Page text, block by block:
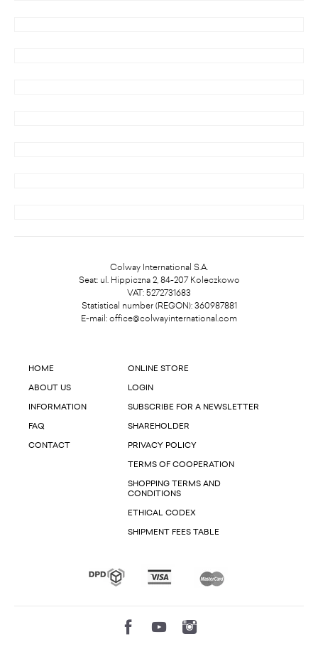
Colway International S.A.
Seat: ul. Hippiczna 2, 84-207 Koleczkowo
VAT: 5272731683
Statistical number (REGON): 360987881
E-mail: office@colwayinternational.com
HOME
ABOUT US
INFORMATION
FAQ
CONTACT
ONLINE STORE
LOGIN
SUBSCRIBE FOR A NEWSLETTER
SHAREHOLDER
PRIVACY POLICY
TERMS OF COOPERATION
SHOPPING TERMS AND
CONDITIONS
ETHICAL CODEX
SHIPMENT FEES TABLE